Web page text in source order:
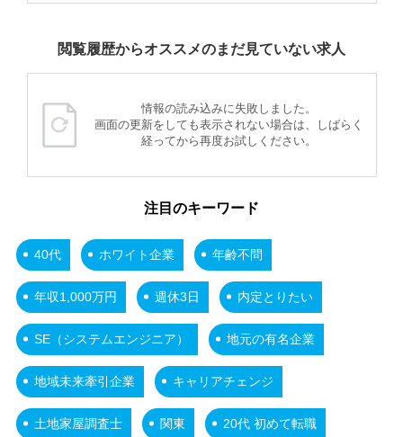
閲覧履歴からオススメのまだ見ていない求人
情報の読み込みに失敗しました。
画面の更新をしても表示されない場合は、しばらく
経ってから再度お試しください。
注目のキーワード
40代 ホワイト企業 年齢不問
年収1,000万円 週休3日 内定とりたい
SE（システムエンジニア） 地元の有名企業
地域未来牽引企業 キャリアチェンジ
土地家屋調査士 関東 20代 初めて転職